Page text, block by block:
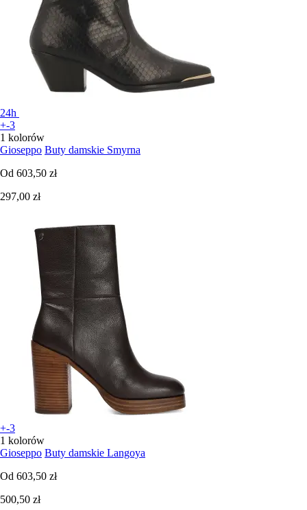
24h
+-3
1 kolorów
Gioseppo Buty damskie Smyrna
Od 603,50 zł
297,00 zł
+-3
1 kolorów
Gioseppo Buty damskie Langoya
Od 603,50 zł
500,50 zł